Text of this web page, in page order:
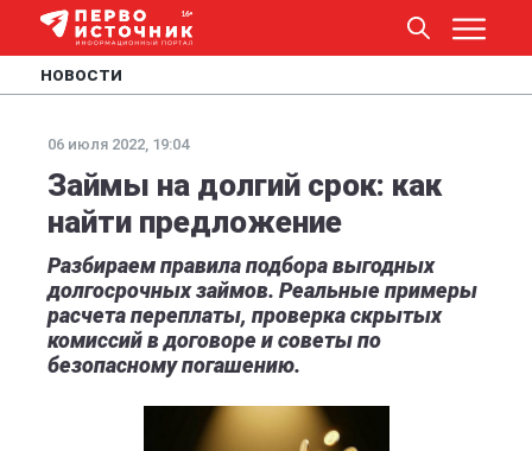
НОВОСТИ
06 июля 2022, 19:04
Займы на долгий срок: как
найти предложение
Разбираем правила подбора выгодных
долгосрочных займов. Реальные примеры
расчета переплаты, проверка скрытых
комиссий в договоре и советы по
безопасному погашению.